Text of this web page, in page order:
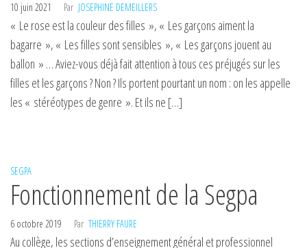
10 juin 2021 Par JOSEPHINE DEMEILLERS
« Le rose est la couleur des filles », « Les garçons aiment la
bagarre », « Les filles sont sensibles », « Les garçons jouent au
ballon » … Aviez-vous déjà fait attention à tous ces préjugés sur les
filles et les garçons ? Non ? Ils portent pourtant un nom : on les appelle
les « stéréotypes de genre ». Et ils ne […]
SEGPA
Fonctionnement de la Segpa
6 octobre 2019 Par THIERRY FAURE
Au collège, les sections d’enseignement général et professionnel